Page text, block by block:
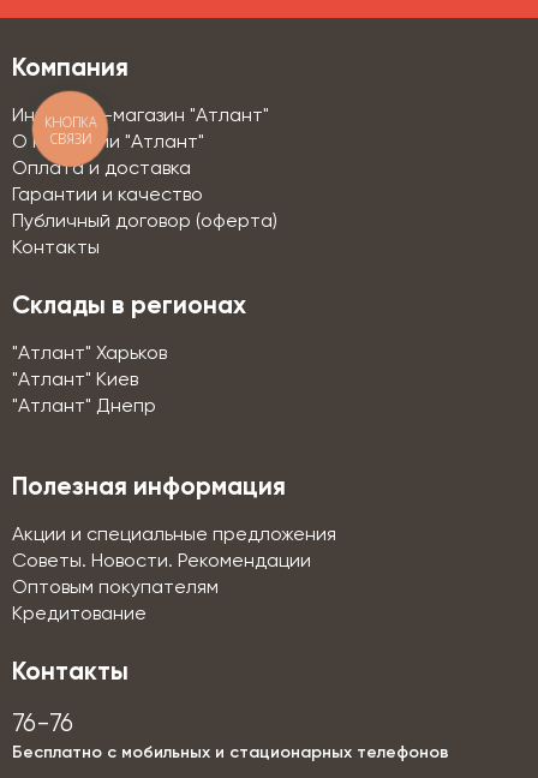
Компания
Интернет-магазин "Атлант"
О компании "Атлант"
Оплата и доставка
Гарантии и качество
Публичный договор (оферта)
Контакты
Склады в регионах
"Атлант" Харьков
"Атлант" Киев
"Атлант" Днепр
Полезная информация
Акции и специальные предложения
Советы. Новости. Рекомендации
Оптовым покупателям
Кредитование
Контакты
76-76
Бесплатно с мобильных и стационарных телефонов
КНОПКА
СВЯЗИ